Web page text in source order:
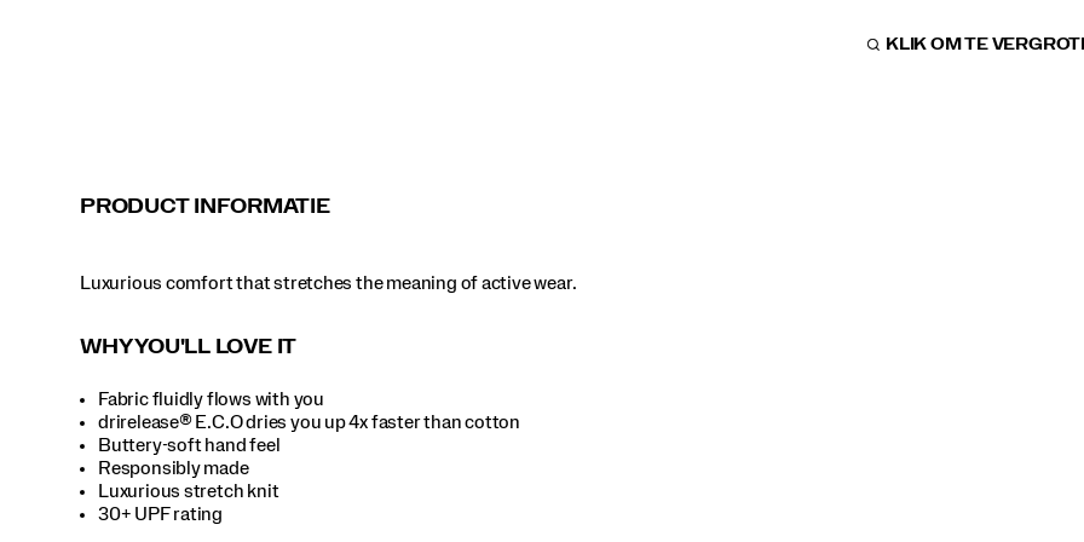
KLIK OM TE
PRODUCT INFORMATIE
Luxurious comfort that stretches the meaning of active wear.
WHY YOU'LL LOVE IT
Fabric fluidly flows with you
drirelease® E.C.O dries you up 4x faster than cotton
Buttery-soft hand feel
Responsibly made
Luxurious stretch knit
30+ UPF rating